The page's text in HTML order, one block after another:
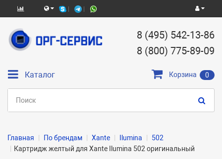
8 (495) 542-13-86
8 (800) 775-89-09
Каталог Корзина 0
Главная По брендам Xante Ilumina
502
Картридж желтый для Xante Ilumina 502 оригинальный